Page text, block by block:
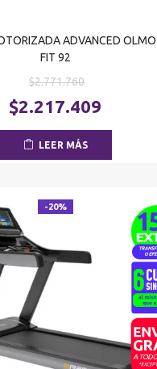
ADVANCED OLMO
FIT 92
$2.771.760El
precio
original
$2.217.409
LEER MÁS
-20%